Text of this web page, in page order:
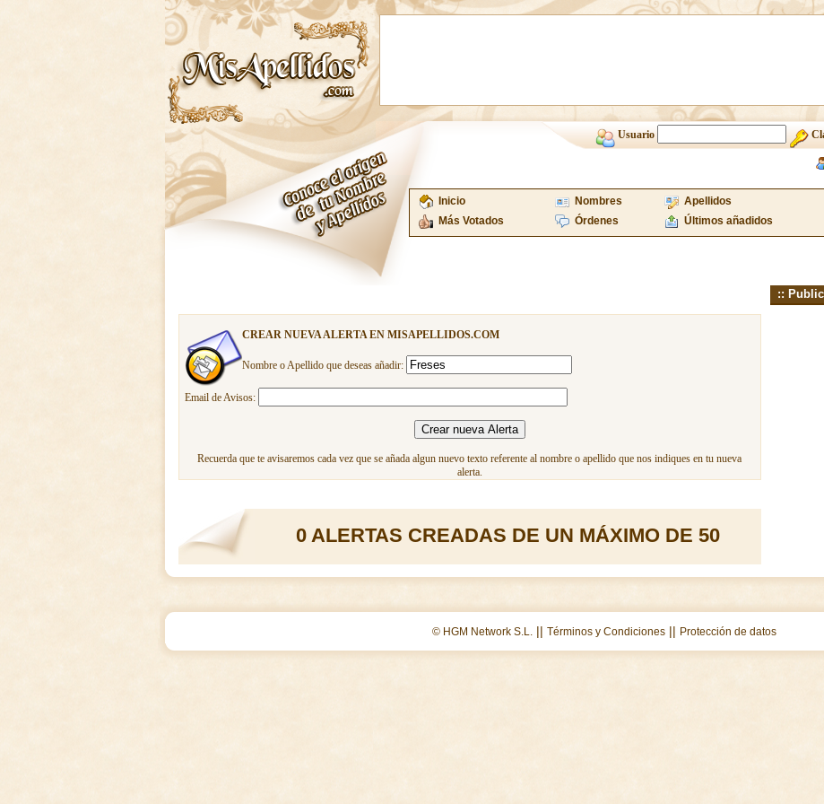
Usuario
Inicio Nombres Apellidos
Más Votados
Órdenes Últimos añadidos
CREAR NUEVA ALERTA EN MISAPELLIDOS.COM
Nombre o Apellido que deseas añadir:
Email de Avisos:
Recuerda que te avisaremos cada vez que se añada algun nuevo texto referente al nombre o apellido que nos indiques en tu nueva
alerta.
0 ALERTAS CREADAS DE UN MÁXIMO DE 50
::
© HGM Network S.L. || Términos y Condiciones|| Protección de datos